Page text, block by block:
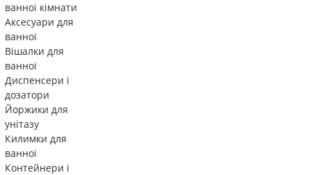
ванної кімнати
Аксесуари для
ванної
Вішалки для
ванної
Диспенсери і
дозатори
Йоржики для
унітазу
Килимки для
ванної
Контейнери і